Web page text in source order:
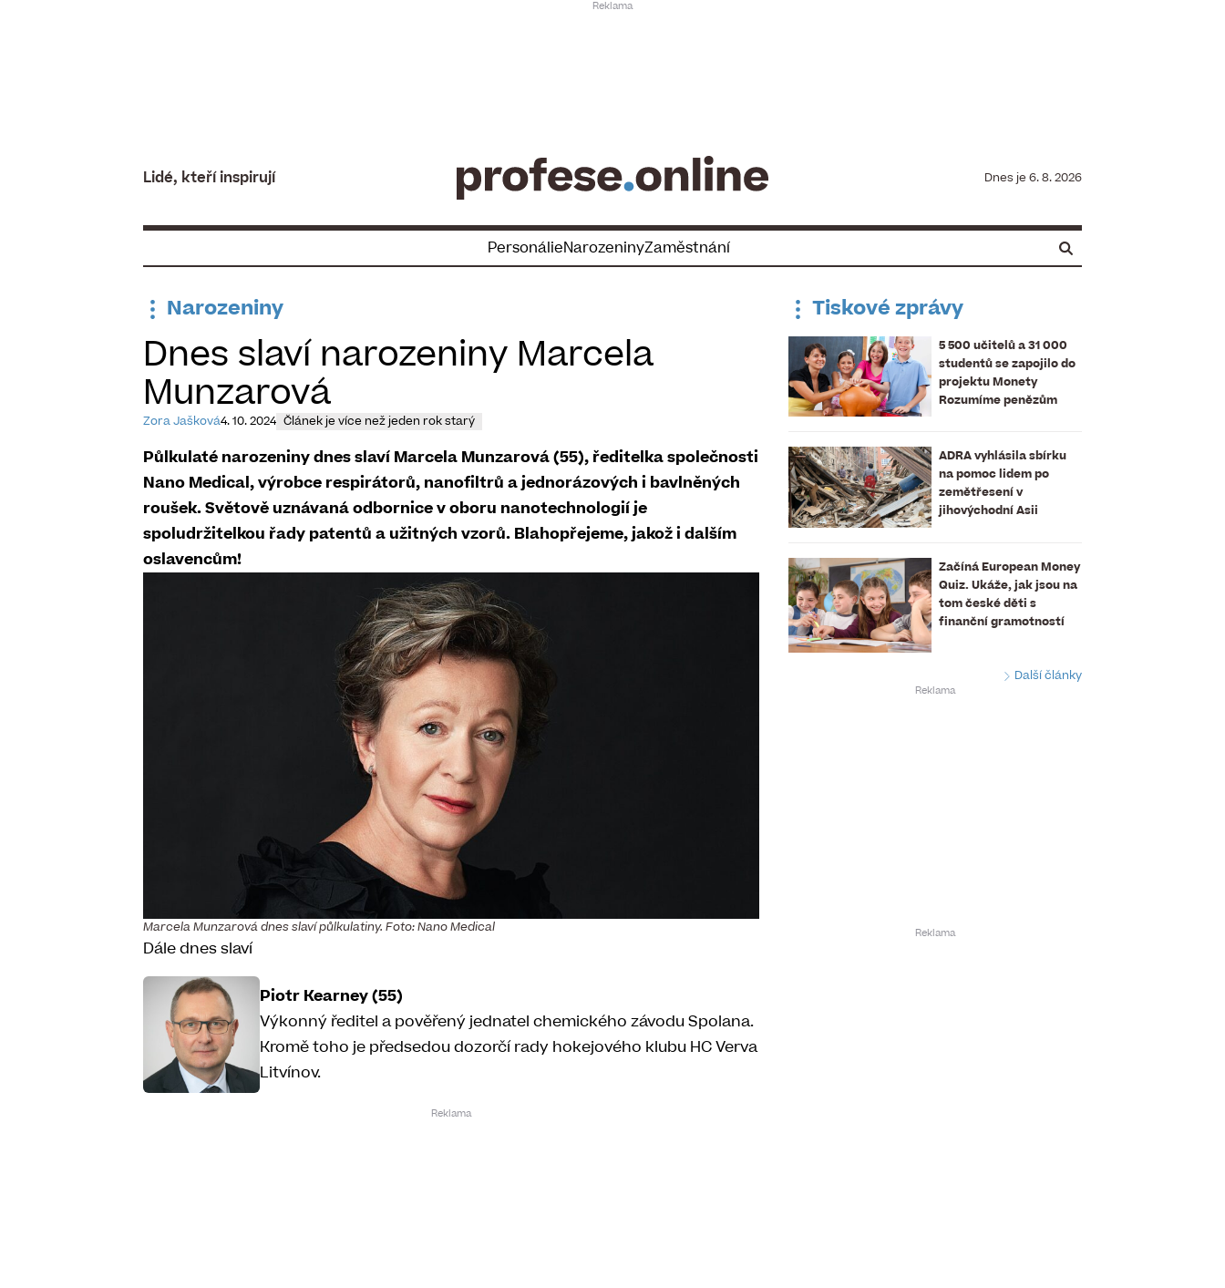
Lidé, kteří inspirují Dnes je 6. 8. 2026
PersonálieNarozeninyZaměstnání
Narozeniny
Dnes slaví narozeniny Marcela
Munzarová
Zora Jašková4. 10. 2024 Článek je více než jeden rok starý
Půlkulaté narozeniny dnes slaví Marcela Munzarová (55), ředitelka společnosti
Nano Medical, výrobce respirátorů, nanofiltrů a jednorázových i bavlněných
roušek. Světově uznávaná odbornice v oboru nanotechnologií je
spoludržitelkou řady patentů a užitných vzorů. Blahopřejeme, jakož i dalším
oslavencům!
Marcela Munzarová dnes slaví půlkulatiny. Foto: Nano Medical
Dále dnes slaví
Piotr Kearney (55)
Výkonný ředitel a pověřený jednatel chemického závodu Spolana.
Kromě toho je předsedou dozorčí rady hokejového klubu HC Verva
Litvínov.
Tiskové zprávy
5 500 učitelů a 31 000
studentů se zapojilo do
projektu Monety
Rozumíme penězům
ADRA vyhlásila sbírku
na pomoc lidem po
zemětřesení v
jihovýchodní Asii
Začíná European Money
Quiz. Ukáže, jak jsou na
tom české děti s
finanční gramotností
Další články